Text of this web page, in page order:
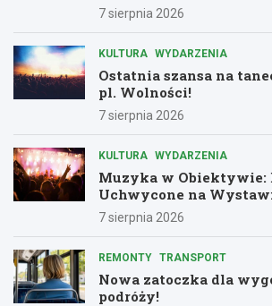
7 sierpnia 2026
KULTURA WYDARZENIA
Ostatnia szansa na
pl. Wolności!
7 sierpnia 2026
KULTURA WYDARZENIA
Muzyka w Obiektywie:
Uchwycone na
7 sierpnia 2026
REMONTY TRANSPORT
Nowa zatoczka dla
podróży!